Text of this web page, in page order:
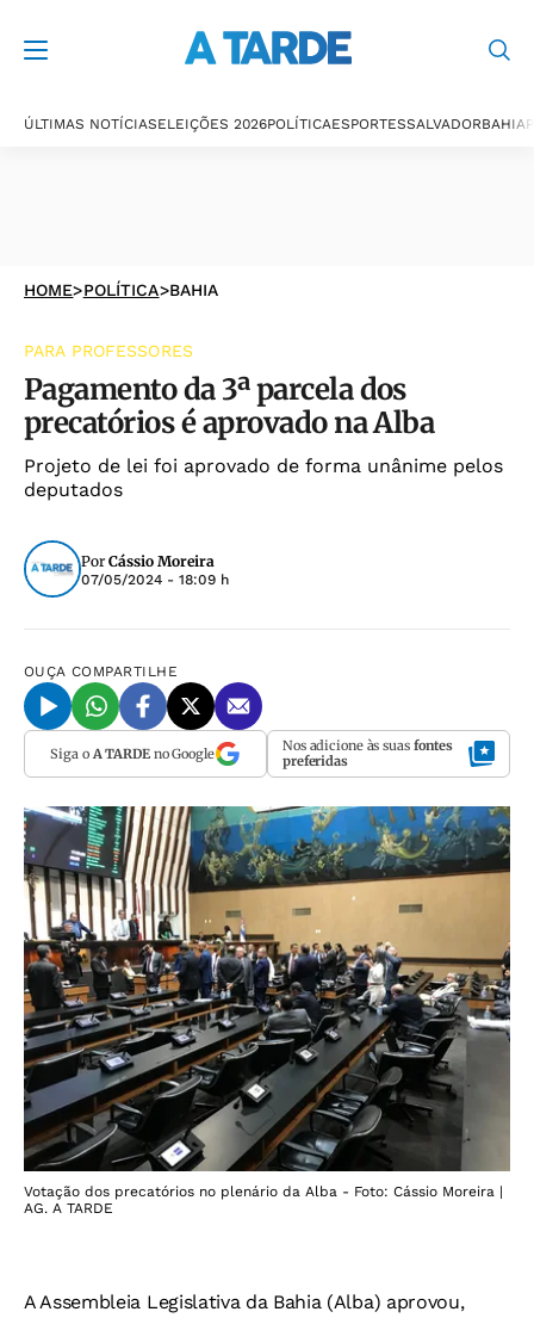
ÚLTIMAS NOTÍCIASELEIÇÕES 2026POLÍTICAESPORTESSALVADORBAHIA
HOME>POLÍTICA>BAHIA
PARA PROFESSORES
Pagamento da 3ª parcela dos
precatórios é aprovado na Alba
Projeto de lei foi aprovado de forma unânime pelos
deputados
Por Cássio Moreira
07/05/2024 - 18:09 h
OUÇA COMPARTILHE
Siga o A TARDEno Google Nos adicione às suas fontes
preferidas
Votação dos precatórios no plenário da Alba - Foto: Cássio Moreira |
AG. A TARDE
A Assembleia Legislativa da Bahia (Alba) aprovou,